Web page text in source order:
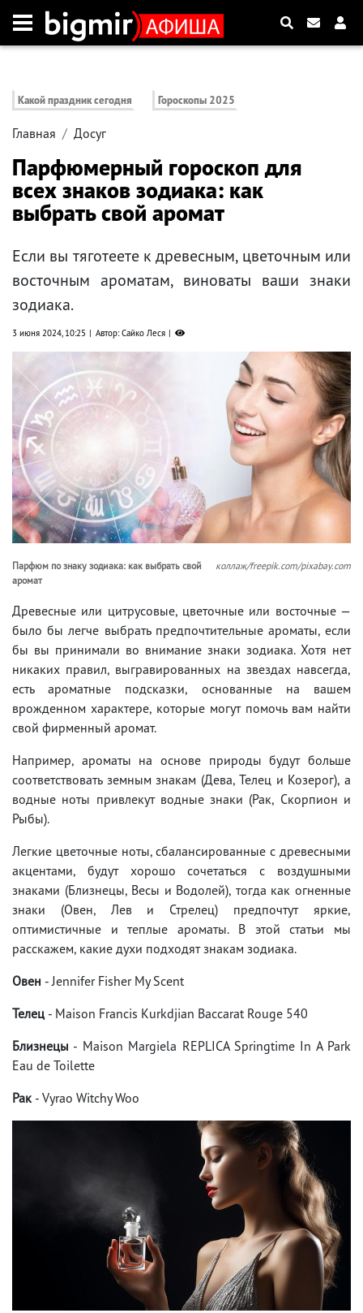
Какой праздник сегодня Гороскопы 2025
Главная Досуг
Парфюмерный гороскоп для
всех знаков зодиака: как
выбрать свой аромат
Если вы тяготеете к древесным, цветочным или
восточным ароматам, виноваты ваши знаки
зодиака.
3 июня 2024, 10:25 Автор: Сайко Леся
Парфюм по знаку зодиака: как выбрать свой
аромат
коллаж/freepik.com/pixabay.com
Древесные или цитрусовые, цветочные или восточные —
было бы легче выбрать предпочтительные ароматы, если
бы вы принимали во внимание знаки зодиака. Хотя нет
никаких правил, выгравированных на звездах навсегда,
есть ароматные подсказки, основанные на вашем
врожденном характере, которые могут помочь вам найти
свой фирменный аромат.
Например, ароматы на основе природы будут больше
соответствовать земным знакам (Дева, Телец и Козерог), а
водные ноты привлекут водные знаки (Рак, Скорпион и
Рыбы).
Легкие цветочные ноты, сбалансированные с древесными
акцентами, будут хорошо сочетаться с воздушными
знаками (Близнецы, Весы и Водолей), тогда как огненные
знаки (Овен, Лев и Стрелец) предпочтут яркие,
оптимистичные и теплые ароматы. В этой статьи мы
расскажем, какие духи подходят знакам зодиака.
Овен - Jennifer Fisher My Scent
Телец - Maison Francis Kurkdjian Baccarat Rouge 540
Близнецы - Maison Margiela REPLICA Springtime In A Park
Eau de Toilette
Рак - Vyrao Witchy Woo